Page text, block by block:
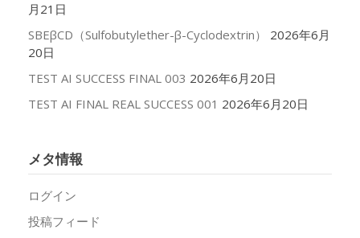
月21日
SBEβCD（Sulfobutylether-β-Cyclodextrin）
2026年6月
20日
TEST AI SUCCESS FINAL 003 2026年6月20日
TEST AI FINAL REAL SUCCESS 001 2026年6月20日
メタ情報
ログイン
投稿フィード